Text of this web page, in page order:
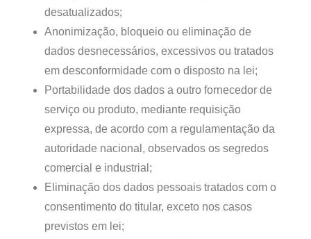
desatualizados;
Anonimização, bloqueio ou eliminação de
dados desnecessários, excessivos ou tratados
em desconformidade com o disposto na lei;
Portabilidade dos dados a outro fornecedor de
serviço ou produto, mediante requisição
expressa, de acordo com a regulamentação da
autoridade nacional, observados os segredos
comercial e industrial;
Eliminação dos dados pessoais tratados com o
consentimento do titular, exceto nos casos
previstos em lei;